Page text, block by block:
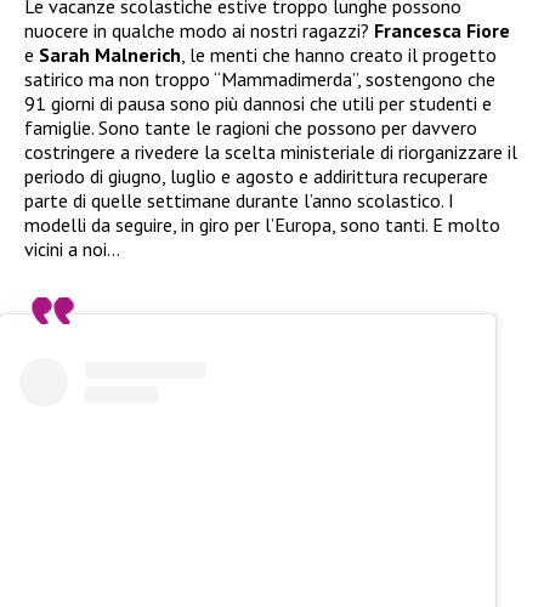
Le vacanze scolastiche estive troppo lunghe possono
nuocere in qualche modo ai nostri ragazzi? Francesca Fiore
e Sarah Malnerich , le menti che hanno creato il progetto
satirico ma non troppo “Mammadimerda”, sostengono che
91 giorni di pausa sono più dannosi che utili per studenti e
famiglie. Sono tante le ragioni che possono per davvero
costringere a rivedere la scelta ministeriale di riorganizzare il
periodo di giugno, luglio e agosto e addirittura recuperare
parte di quelle settimane durante l’anno scolastico. I
modelli da seguire, in giro per l’Europa, sono tanti. E molto
vicini a noi…